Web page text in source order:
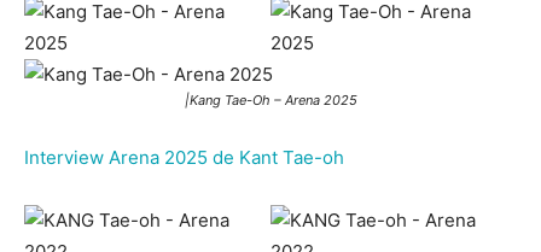
|Kang Tae-Oh – Arena 2025
Interview Arena 2025 de Kant Tae-oh